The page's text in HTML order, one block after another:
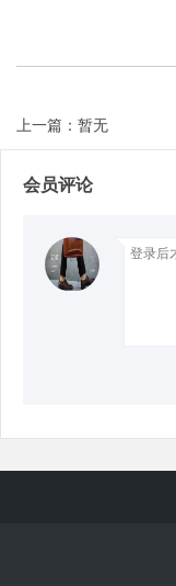
d
上一篇：暂无
会员评论